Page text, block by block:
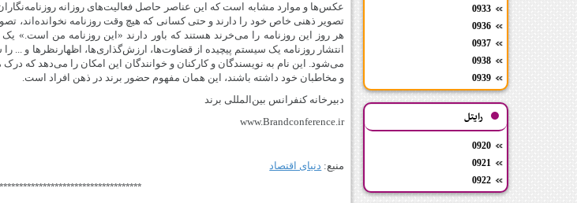
عکس‌‌ها و موارد مشابه است که این عناصر حاصل فعالیت‌های روزانه
تصویر ذهنی خاص خود را دارند و حتی کسانی که هیچ وقت روزنامه نخوانده‌اند،
هر روز این روزنامه را می‌خرند هستند که باور دارند «این روزنامه من است.» یک
انتشار روزنامه یک سیستم پیچیده از قضاوت‌ها، ارزش‌گذاری‌ها، اظهارنظرها و ...
می‌شود. این نام به نویسندگان و کارکنان و خوانندگان این امکان را می‌دهد که
و مخاطبان خود داشته باشند، این همان مفهوم حضور برند در ذهن افراد است.
دبیرخانه کنفرانس بین‌المللی برند
www.Brandconference.ir
منبع: دنیای اقتصاد
0933
0936
0937
0938
0939
رایتل
0920
0921
0922